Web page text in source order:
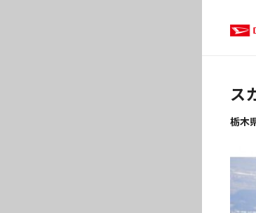
ス
栃木